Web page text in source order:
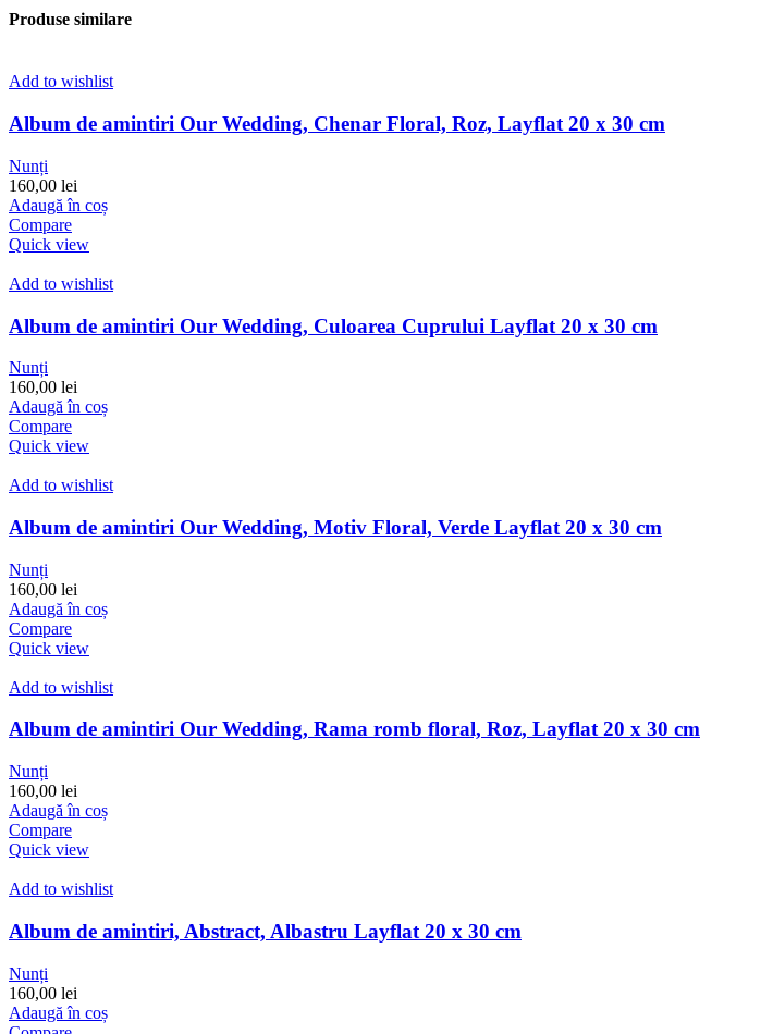
Produse similare
Add to wishlist
Album de amintiri Our Wedding, Chenar Floral, Roz, Layflat 20 x 30 cm
Nunți
160,00 lei
Adaugă în coș
Compare
Quick view
Add to wishlist
Album de amintiri Our Wedding, Culoarea Cuprului Layflat 20 x 30 cm
Nunți
160,00 lei
Adaugă în coș
Compare
Quick view
Add to wishlist
Album de amintiri Our Wedding, Motiv Floral, Verde Layflat 20 x 30 cm
Nunți
160,00 lei
Adaugă în coș
Compare
Quick view
Add to wishlist
Album de amintiri Our Wedding, Rama romb floral, Roz, Layflat 20 x 30 cm
Nunți
160,00 lei
Adaugă în coș
Compare
Quick view
Add to wishlist
Album de amintiri, Abstract, Albastru Layflat 20 x 30 cm
Nunți
160,00 lei
Adaugă în coș